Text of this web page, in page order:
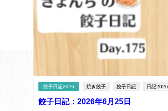
餃子日記2026 焼き餃子 餃子日記 日記2026
餃子日記：2026年6月25日